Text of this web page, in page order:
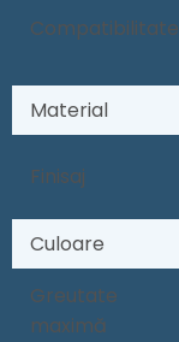
Compatibilitate
Material
Finisaj
Culoare
Greutate
maximă